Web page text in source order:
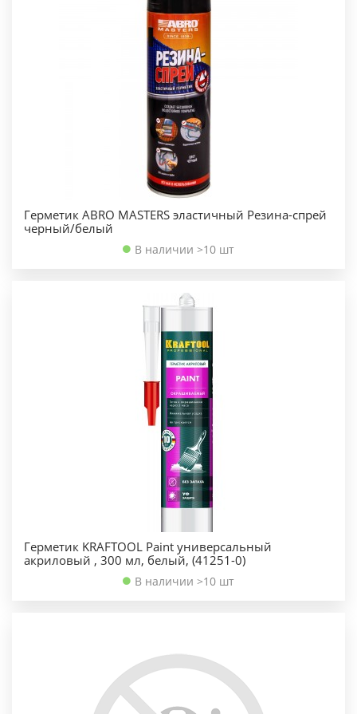
Герметик ABRO MASTERS эластичный Резина-спрей
черный/белый
В наличии >10 шт
Герметик KRAFTOOL Paint универсальный
акриловый , 300 мл, белый, (41251-0)
В наличии >10 шт